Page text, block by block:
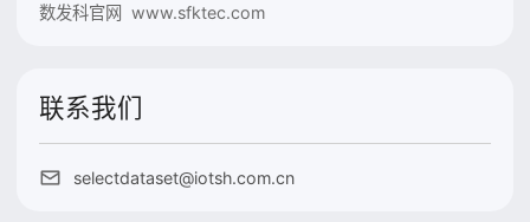
数发科官网 www.sfktec.com
联系我们
selectdataset@iotsh.com.cn